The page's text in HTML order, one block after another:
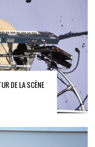
DE LA SCÈNE